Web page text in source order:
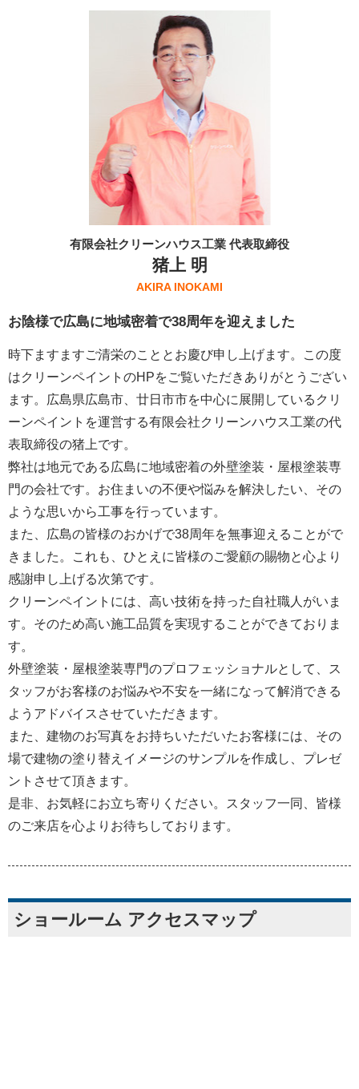
有限会社クリーンハウス工業 代表取締役
猪上 明
AKIRA INOKAMI
お陰様で広島に地域密着で38周年を迎えました
時下ますますご清栄のこととお慶び申し上げます。この度
はクリーンペイントのHPをご覧いただきありがとうござい
ます。広島県広島市、廿日市市を中心に展開しているクリ
ーンペイントを運営する有限会社クリーンハウス工業の代
表取締役の猪上です。
弊社は地元である広島に地域密着の外壁塗装・屋根塗装専
門の会社です。お住まいの不便や悩みを解決したい、その
ような思いから工事を行っています。
また、広島の皆様のおかげで38周年を無事迎えることがで
きました。これも、ひとえに皆様のご愛顧の賜物と心より
感謝申し上げる次第です。
クリーンペイントには、高い技術を持った自社職人がいま
す。そのため高い施工品質を実現することができておりま
す。
外壁塗装・屋根塗装専門のプロフェッショナルとして、ス
タッフがお客様のお悩みや不安を一緒になって解消できる
ようアドバイスさせていただきます。
また、建物のお写真をお持ちいただいたお客様には、その
場で建物の塗り替えイメージのサンプルを作成し、プレゼ
ントさせて頂きます。
是非、お気軽にお立ち寄りください。スタッフ一同、皆様
のご来店を心よりお待ちしております。
ショールーム アクセスマップ